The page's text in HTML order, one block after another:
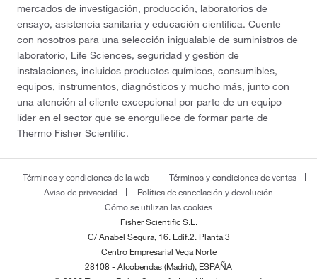
mercados de investigación, producción, laboratorios de
ensayo, asistencia sanitaria y educación científica. Cuente
con nosotros para una selección inigualable de suministros de
laboratorio, Life Sciences, seguridad y gestión de
instalaciones, incluidos productos químicos, consumibles,
equipos, instrumentos, diagnósticos y mucho más, junto con
una atención al cliente excepcional por parte de un equipo
líder en el sector que se enorgullece de formar parte de
Thermo Fisher Scientific.
Términos y condiciones de la web
Términos y condiciones de ventas
Aviso de privacidad
Política de cancelación y devolución
Cómo se utilizan las cookies
Fisher Scientific S.L.
C/ Anabel Segura, 16. Edif.2. Planta 3
Centro Empresarial Vega Norte
28108 - Alcobendas (Madrid), ESPAÑA